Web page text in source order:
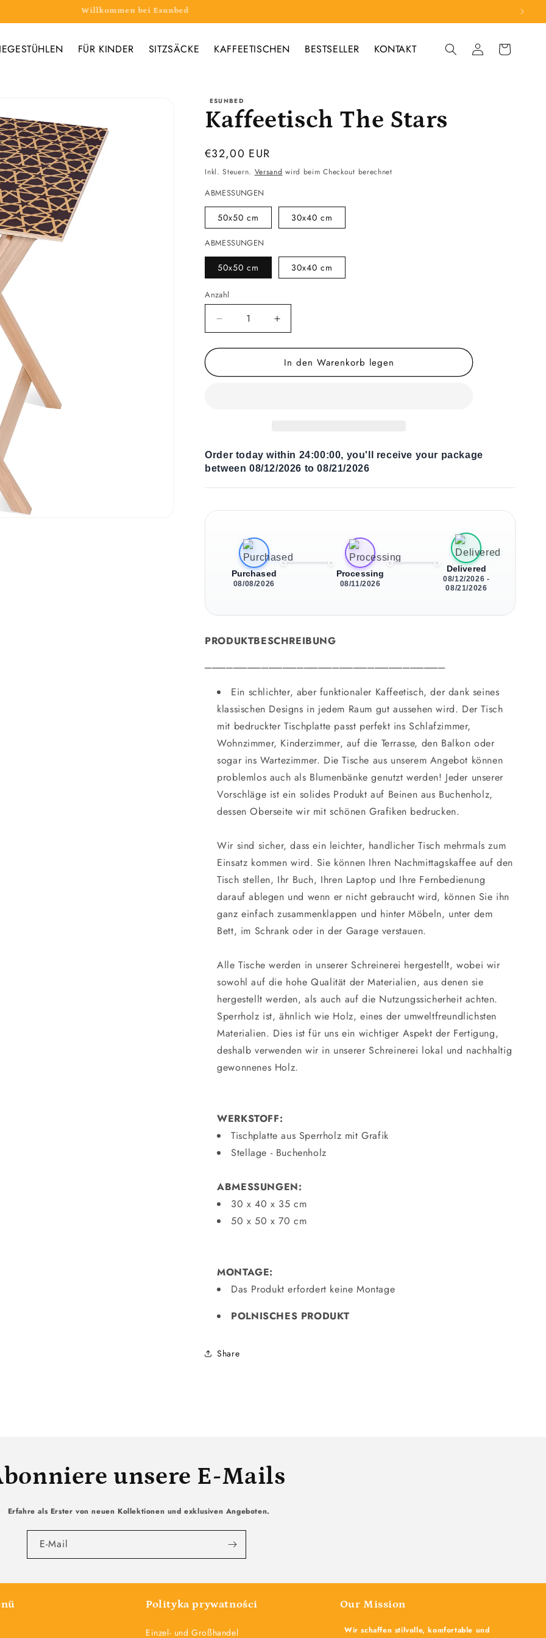
Willkommen bei Esunbed
FÜR KINDER SITZSÄCKE KAFFEETISCHEN BESTSELLER KONTAKT EinloggenWarenkorb
ESUNBED
Kaffeetisch The Stars
Normaler
Preis
€32,00 EUR
Inkl. Steuern. Versand wird beim Checkout berechnet
ABMESSUNGEN
50x50 cm 30x40 cm
ABMESSUNGEN
50x50 cm 30x40 cm
Anzahl
Verringere
die
Menge
Kaffeetisch
Erhöhe
die
Menge
für
Kaffeetisch
In den Warenkorb legen
Order today within 24:00:00, you'll receive your package
between 08/12/2026 to 08/21/2026
Purchased
08/08/2026
Processing
08/11/2026
Delivered
08/12/2026 -
08/21/2026
PRODUKTBESCHREIBUNG
Ein schlichter, aber funktionaler Kaffeetisch, der dank seines
klassischen Designs in jedem Raum gut aussehen wird. Der Tisch
mit bedruckter Tischplatte passt perfekt ins Schlafzimmer,
Wohnzimmer, Kinderzimmer, auf die Terrasse, den Balkon oder
sogar ins Wartezimmer. Die Tische aus unserem Angebot können
problemlos auch als Blumenbänke genutzt werden! Jeder unserer
Vorschläge ist ein solides Produkt auf Beinen aus Buchenholz,
dessen Oberseite wir mit schönen Grafiken bedrucken.
Wir sind sicher, dass ein leichter, handlicher Tisch mehrmals zum
Einsatz kommen wird. Sie können Ihren Nachmittagskaffee auf den
Tisch stellen, Ihr Buch, Ihren Laptop und Ihre Fernbedienung
darauf ablegen und wenn er nicht gebraucht wird, können Sie ihn
ganz einfach zusammenklappen und hinter Möbeln, unter dem
Bett, im Schrank oder in der Garage verstauen.
Alle Tische werden in unserer Schreinerei hergestellt, wobei wir
sowohl auf die hohe Qualität der Materialien, aus denen sie
hergestellt werden, als auch auf die Nutzungssicherheit achten.
Sperrholz ist, ähnlich wie Holz, eines der umweltfreundlichsten
Materialien. Dies ist für uns ein wichtiger Aspekt der Fertigung,
deshalb verwenden wir in unserer Schreinerei lokal und nachhaltig
gewonnenes Holz.
WERKSTOFF:
Tischplatte aus Sperrholz mit Grafik
Stellage - Buchenholz
ABMESSUNGEN:
30 x 40 x 35 cm
50 x 50 x 70 cm
MONTAGE:
Das Produkt erfordert keine Montage
POLNISCHES PRODUKT
Share
unsere E-Mails
Erfahre als Erster von neuen Kollektionen und exklusiven Angeboten.
E-Mail
Polityka prywatności
Einzel- und Großhandel
Our Mission
Wir schaffen stilvolle, komfortable und